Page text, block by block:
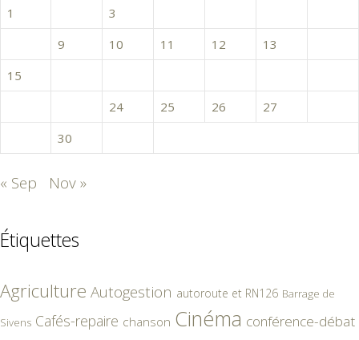
1
3
9 10 11 12 13
15
24 25 26 27
30
« Sep Nov »
Étiquettes
Agriculture Autogestion autoroute et RN126 Barrage de
Sivens Cafés-repaire chanson Cinéma conférence-débat